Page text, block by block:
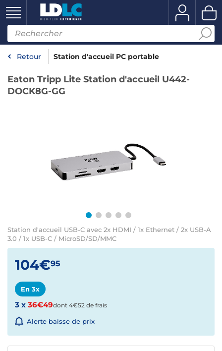
Retour Station d'accueil PC portable
Eaton Tripp Lite Station d'accueil U442-
DOCK8G-GG
Station d'accueil USB-C avec 2x HDMI / 1x Ethernet / 2x USB-A
3.0 / 1x USB-C / MicroSD/SD/MMC
104€95
En 3x
3 x 36€49dont 4€52 de frais
Alerte baisse de prix